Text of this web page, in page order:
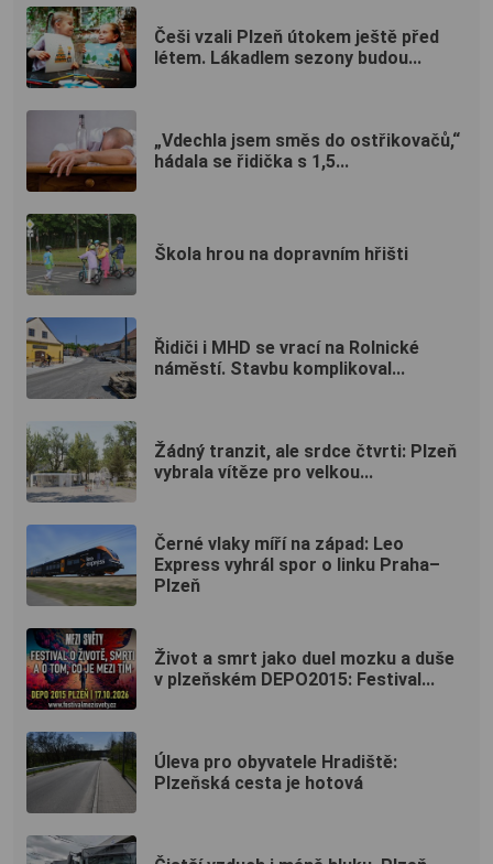
Češi vzali Plzeň útokem ještě před
létem. Lákadlem sezony budou...
„Vdechla jsem směs do ostřikovačů,“
hádala se řidička s 1,5...
Škola hrou na dopravním hřišti
Řidiči i MHD se vrací na Rolnické
náměstí. Stavbu komplikoval...
Žádný tranzit, ale srdce čtvrti: Plzeň
vybrala vítěze pro velkou...
Černé vlaky míří na západ: Leo
Express vyhrál spor o linku Praha–
Plzeň
Život a smrt jako duel mozku a duše
v plzeňském DEPO2015: Festival...
Úleva pro obyvatele Hradiště:
Plzeňská cesta je hotová